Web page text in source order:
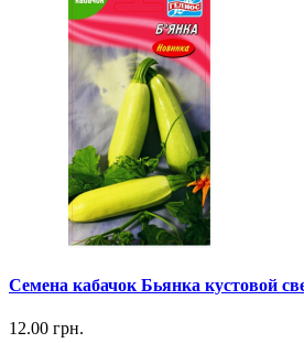
Семена кабачок Бьянка кустовой
12.00 грн.